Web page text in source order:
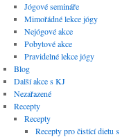
Jógové semináře
Mimořádné lekce jógy
Nejógové akce
Pobytové akce
Pravidelné lekce jógy
Blog
Další akce s KJ
Nezařazené
Recepty
Recepty
Recepty pro čistící dietu s